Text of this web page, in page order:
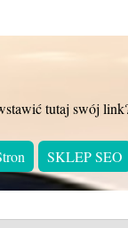
tutaj swój
SKLEP SEO